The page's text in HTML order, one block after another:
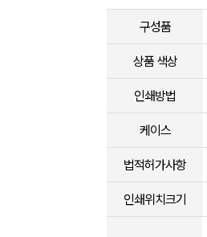
구성품
상품 색상
인쇄방법
케이스
법적허가사항
인쇄위치크기